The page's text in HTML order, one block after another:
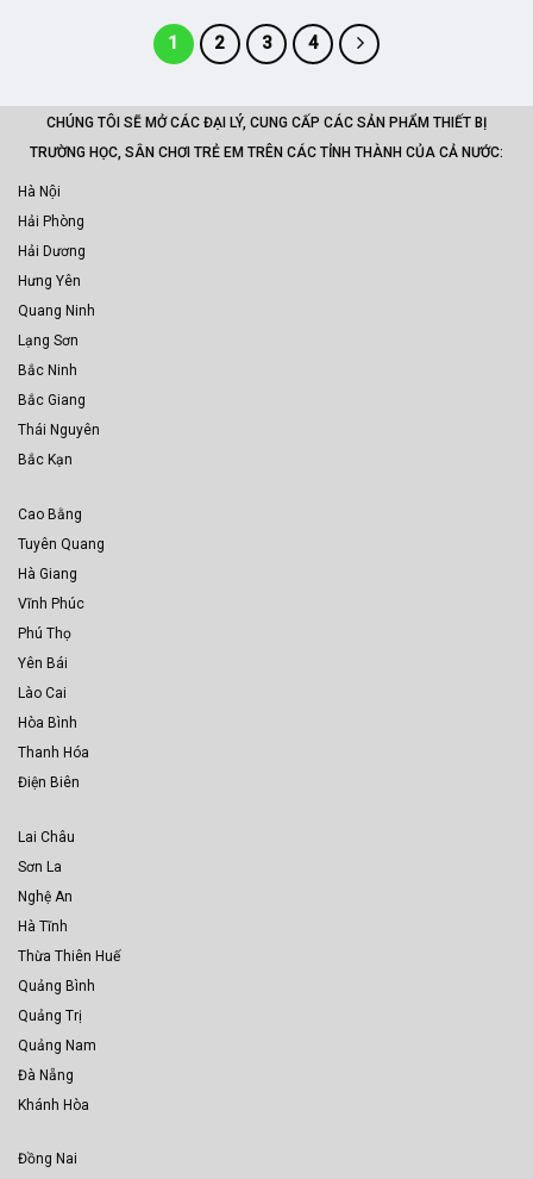
1 2 3 4
CHÚNG TÔI SẼ MỞ CÁC ĐẠI LÝ, CUNG CẤP CÁC SẢN PHẨM THIẾT BỊ
TRƯỜNG HỌC, SÂN CHƠI TRẺ EM TRÊN CÁC TỈNH THÀNH CỦA CẢ NƯỚC:
Hà Nội
Hải Phòng
Hải Dương
Hưng Yên
Quang Ninh
Lạng Sơn
Bắc Ninh
Bắc Giang
Thái Nguyên
Bắc Kạn
Cao Bằng
Tuyên Quang
Hà Giang
Vĩnh Phúc
Phú Thọ
Yên Bái
Lào Cai
Hòa Bình
Thanh Hóa
Điện Biên
Lai Châu
Sơn La
Nghệ An
Hà Tĩnh
Thừa Thiên Huế
Quảng Bình
Quảng Trị
Quảng Nam
Đà Nẵng
Khánh Hòa
Đồng Nai